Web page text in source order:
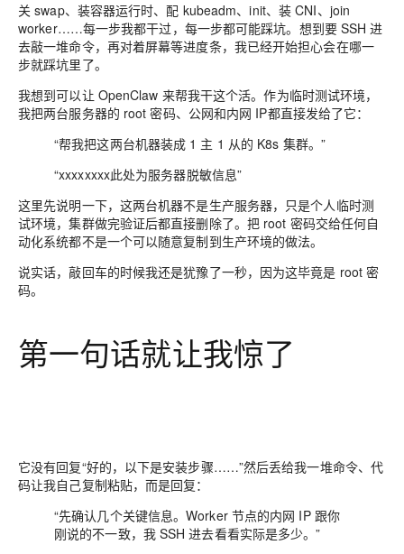
关 swap、装容器运行时、配 kubeadm、init、装 CNI、join
worker……每一步我都干过，每一步都可能踩坑。想到要 SSH 进
去敲一堆命令，再对着屏幕等进度条，我已经开始担心会在哪一
步就踩坑里了。
我想到可以让 OpenClaw 来帮我干这个活。作为临时测试环境，
我把两台服务器的 root 密码、公网和内网 IP都直接发给了它：
“帮我把这两台机器装成 1 主 1 从的 K8s 集群。”
“xxxxxxxx此处为服务器脱敏信息”
这里先说明一下，这两台机器不是生产服务器，只是个人临时测
试环境，集群做完验证后都直接删除了。把 root 密码交给任何自
动化系统都不是一个可以随意复制到生产环境的做法。
说实话，敲回车的时候我还是犹豫了一秒，因为这毕竟是 root 密
码。
第一句话就让我惊了
它没有回复“好的，以下是安装步骤……”然后丢给我一堆命令、代
码让我自己复制粘贴，而是回复：
“先确认几个关键信息。Worker 节点的内网 IP 跟你
刚说的不一致，我 SSH 进去看看实际是多少。”